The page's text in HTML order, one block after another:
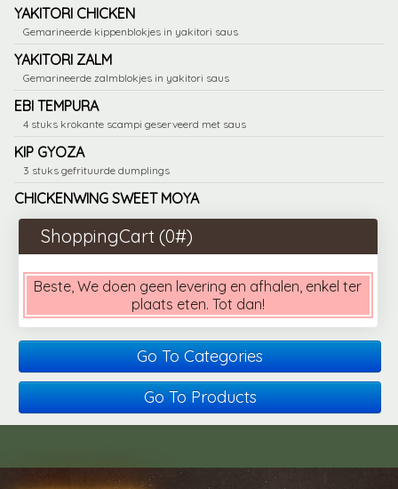
YAKITORI CHICKEN
Gemarineerde kippenblokjes in yakitori saus
YAKITORI ZALM
Gemarineerde zalmblokjes in yakitori saus
EBI TEMPURA
4 stuks krokante scampi geserveerd met saus
KIP GYOZA
3 stuks gefrituurde dumplings
CHICKENWING SWEET MOYA
ShoppingCart (0#)
Beste, We doen geen levering en afhalen, enkel ter
plaats eten. Tot dan!
Go To Categories
Go To Products